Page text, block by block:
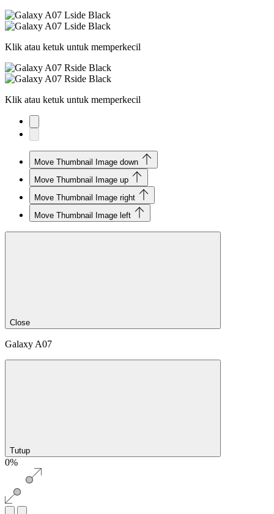
Klik atau ketuk untuk memperkecil
Klik atau ketuk untuk memperkecil
Move Thumbnail Image down
Move Thumbnail Image up
Move Thumbnail Image right
Move Thumbnail Image left
Close
Galaxy A07
Tutup
0%